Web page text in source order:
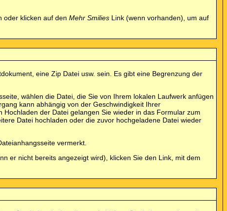
oder klicken auf den Mehr Smilies Link (wenn vorhanden), um auf
eine Zip Datei usw. sein. Es gibt eine Begrenzung der
wählen die Datei, die Sie von Ihrem lokalen Laufwerk anfügen
kann abhängig von der Geschwindigkeit Ihrer
der Datei gelangen Sie wieder in das Formular zum
Datei hochladen oder die zuvor hochgeladene Datei wieder
vermerkt.
er nicht bereits angezeigt wird), klicken Sie den Link, mit dem